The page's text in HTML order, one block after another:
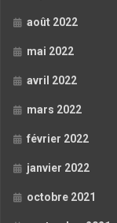
août 2022
mai 2022
avril 2022
mars 2022
février 2022
janvier 2022
octobre 2021